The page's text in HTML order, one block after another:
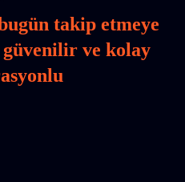
takip etmeye
güvenilir ve kolay